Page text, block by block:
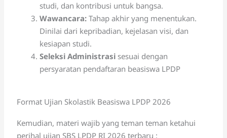
studi, dan kontribusi untuk bangsa.
Wawancara: Tahap akhir yang menentukan.
Dinilai dari kepribadian, kejelasan visi, dan
kesiapan studi.
Seleksi Administrasi sesuai dengan
persyaratan pendaftaran beasiswa LPDP
Format Ujian Skolastik Beasiswa LPDP 2026
Kemudian, materi wajib yang teman teman ketahui
perihal ujian SBS LPDP RI 2026 terbaru :